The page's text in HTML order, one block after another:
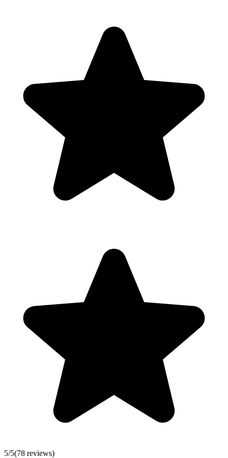
5/5(78 reviews)